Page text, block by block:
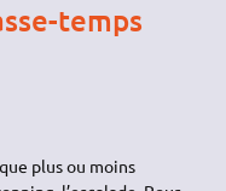
temps
plus ou moins